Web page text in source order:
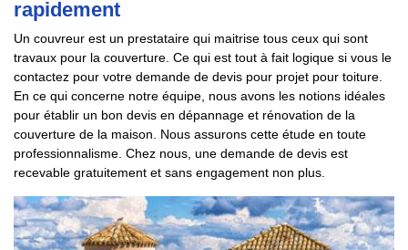
rapidement
Un couvreur est un prestataire qui maitrise tous ceux qui sont
travaux pour la couverture. Ce qui est tout à fait logique si vous le
contactez pour votre demande de devis pour projet pour toiture.
En ce qui concerne notre équipe, nous avons les notions idéales
pour établir un bon devis en dépannage et rénovation de la
couverture de la maison. Nous assurons cette étude en toute
professionnalisme. Chez nous, une demande de devis est
recevable gratuitement et sans engagement non plus.